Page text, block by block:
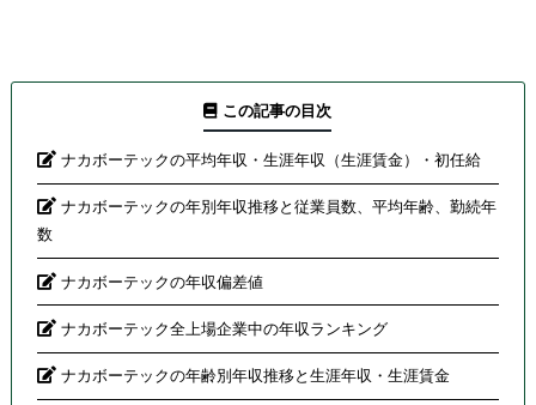
この記事の目次
ナカボーテックの平均年収・生涯年収（生涯賃金）・初任給
ナカボーテックの年別年収推移と従業員数、平均年齢、勤続年
数
ナカボーテックの年収偏差値
ナカボーテック全上場企業中の年収ランキング
ナカボーテックの年齢別年収推移と生涯年収・生涯賃金